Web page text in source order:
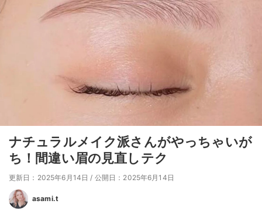
ナチュラルメイク派さんがやっちゃいが
ち！間違い眉の見直しテク
更新日：2025年6月14日 / 公開日：2025年6月14日
asami.t